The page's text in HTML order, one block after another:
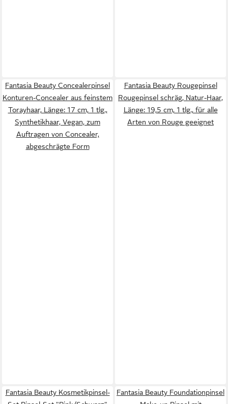
Fantasia Beauty Concealerpinsel
Konturen-Concealer aus feinstem
Torayhaar, Länge: 17 cm, 1 tlg.,
Synthetikhaar, Vegan, zum
Auftragen von Concealer,
abgeschrägte Form
Fantasia Beauty Rougepinsel
Rougepinsel schräg, Natur-Haar,
Länge: 19,5 cm, 1 tlg., für alle
Arten von Rouge geeignet
Fantasia Beauty Kosmetikpinsel-
Fantasia Beauty Foundationpinsel